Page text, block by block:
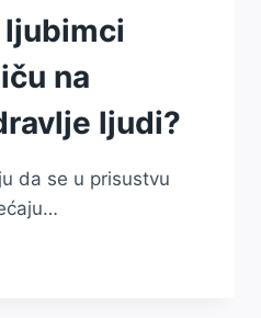
na
ljudi?
da se u prisustvu